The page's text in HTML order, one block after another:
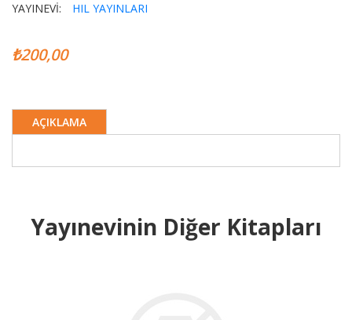
YAYINEVİ:
HIL YAYINLARI
₺200,00
AÇIKLAMA
Yayınevinin Diğer Kitapları